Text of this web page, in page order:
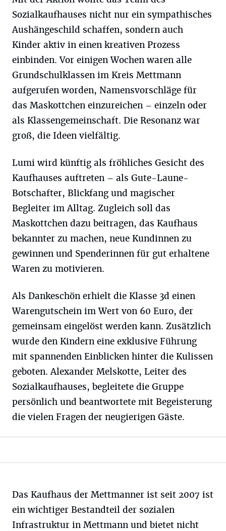
Sozialkaufhauses nicht nur ein sympathisches
Aushängeschild schaffen, sondern auch
Kinder aktiv in einen kreativen Prozess
einbinden. Vor einigen Wochen waren alle
Grundschulklassen im Kreis Mettmann
aufgerufen worden, Namensvorschläge für
das Maskottchen einzureichen – einzeln oder
als Klassengemeinschaft. Die Resonanz war
groß, die Ideen vielfältig.
Lumi wird künftig als fröhliches Gesicht des
Kaufhauses auftreten – als Gute-Laune-
Botschafter, Blickfang und magischer
Begleiter im Alltag. Zugleich soll das
Maskottchen dazu beitragen, das Kaufhaus
bekannter zu machen, neue Kundinnen zu
gewinnen und Spenderinnen für gut erhaltene
Waren zu motivieren.
Als Dankeschön erhielt die Klasse 3d einen
Warengutschein im Wert von 60 Euro, der
gemeinsam eingelöst werden kann. Zusätzlich
wurde den Kindern eine exklusive Führung
mit spannenden Einblicken hinter die Kulissen
geboten. Alexander Melskotte, Leiter des
Sozialkaufhauses, begleitete die Gruppe
persönlich und beantwortete mit Begeisterung
die vielen Fragen der neugierigen Gäste.
Das Kaufhaus der Mettmanner ist seit 2007 ist
ein wichtiger Bestandteil der sozialen
Infrastruktur in Mettmann und bietet nicht